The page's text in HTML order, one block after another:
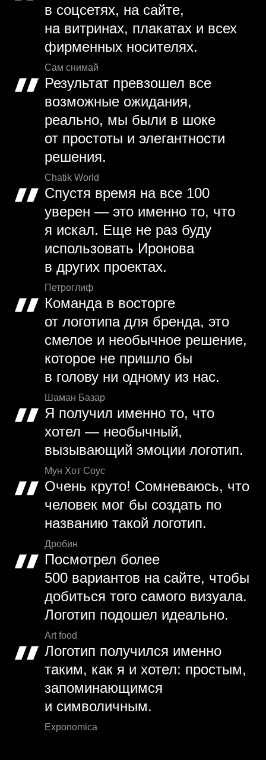
в соцсетях, на сайте,
на витринах, плакатах и всех
фирменных носителях.
Сам снимай
Результат превзошел все
возможные ожидания,
реально, мы были в шоке
от простоты и элегантности
решения.
Chatik World
Спустя время на все 100
уверен — это именно то, что
я искал. Еще не раз буду
использовать Иронова
в других проектах.
Петроглиф
Команда в восторге
от логотипа для бренда, это
смелое и необычное решение,
которое не пришло бы
в голову ни одному из нас.
Шаман Базар
Я получил именно то, что
хотел — необычный,
вызывающий эмоции логотип.
Мун Хот Соус
Очень круто! Сомневаюсь, что
человек мог бы создать по
названию такой логотип.
Дробин
Посмотрел более
500 вариантов на сайте, чтобы
добиться того самого визуала.
Логотип подошел идеально.
Art food
Логотип получился именно
таким, как я и хотел: простым,
запоминающимся
и символичным.
Exponomica